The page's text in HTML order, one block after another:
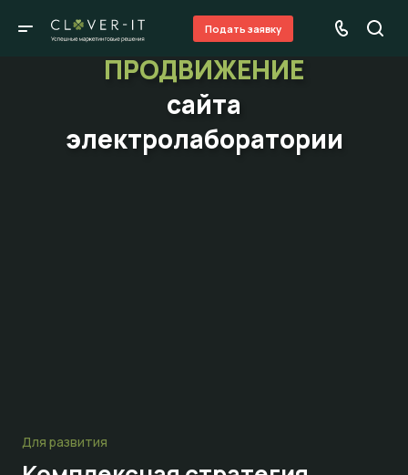
Подать заявку
ПРОДВИЖЕНИЕ
сайта
электролаборатории
Для развития